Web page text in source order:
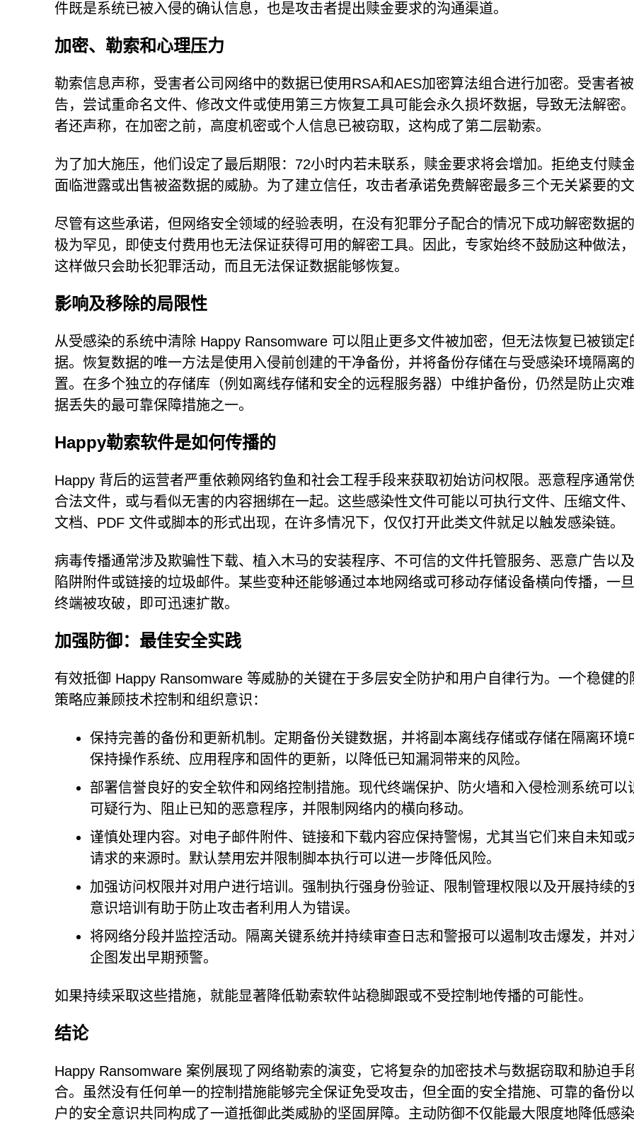
件既是系统已被入侵的确认信息，也是攻击者提出赎金要求的沟通渠道。
加密、勒索和心理压力
勒索信息声称，受害者公司网络中的数据已使用RSA和AES加密算法组合进行加密。受害者
告，尝试重命名文件、修改文件或使用第三方恢复工具可能会永久损坏数据，导致无法解密
者还声称，在加密之前，高度机密或个人信息已被窃取，这构成了第二层勒索。
为了加大施压，他们设定了最后期限：72小时内若未联系，赎金要求将会增加。拒绝支付赎
面临泄露或出售被盗数据的威胁。为了建立信任，攻击者承诺免费解密最多三个无关紧要的文
尽管有这些承诺，但网络安全领域的经验表明，在没有犯罪分子配合的情况下成功解密数据
极为罕见，即使支付费用也无法保证获得可用的解密工具。因此，专家始终不鼓励这种做法
这样做只会助长犯罪活动，而且无法保证数据能够恢复。
影响及移除的局限性
从受感染的系统中清除 Happy Ransomware 可以阻止更多文件被加密，但无法恢复已被锁定
据。恢复数据的唯一方法是使用入侵前创建的干净备份，并将备份存储在与受感染环境隔离
置。在多个独立的存储库（例如离线存储和安全的远程服务器）中维护备份，仍然是防止灾
据丢失的最可靠保障措施之一。
Happy勒索软件是如何传播的
Happy 背后的运营者严重依赖网络钓鱼和社会工程手段来获取初始访问权限。恶意程序通常
合法文件，或与看似无害的内容捆绑在一起。这些感染性文件可能以可执行文件、压缩文件
文档、PDF 文件或脚本的形式出现，在许多情况下，仅仅打开此类文件就足以触发感染链。
病毒传播通常涉及欺骗性下载、植入木马的安装程序、不可信的文件托管服务、恶意广告以
陷阱附件或链接的垃圾邮件。某些变种还能够通过本地网络或可移动存储设备横向传播，一
终端被攻破，即可迅速扩散。
加强防御：最佳安全实践
有效抵御 Happy Ransomware 等威胁的关键在于多层安全防护和用户自律行为。一个稳健的
策略应兼顾技术控制和组织意识：
保持完善的备份和更新机制。定期备份关键数据，并将副本离线存储或存储在隔离环境
保持操作系统、应用程序和固件的更新，以降低已知漏洞带来的风险。
部署信誉良好的安全软件和网络控制措施。现代终端保护、防火墙和入侵检测系统可以
可疑行为、阻止已知的恶意程序，并限制网络内的横向移动。
谨慎处理内容。对电子邮件附件、链接和下载内容应保持警惕，尤其当它们来自未知或
请求的来源时。默认禁用宏并限制脚本执行可以进一步降低风险。
加强访问权限并对用户进行培训。强制执行强身份验证、限制管理权限以及开展持续的
意识培训有助于防止攻击者利用人为错误。
将网络分段并监控活动。隔离关键系统并持续审查日志和警报可以遏制攻击爆发，并对
企图发出早期预警。
如果持续采取这些措施，就能显著降低勒索软件站稳脚跟或不受控制地传播的可能性。
结论
Happy Ransomware 案例展现了网络勒索的演变，它将复杂的加密技术与数据窃取和胁迫手
合。虽然没有任何单一的控制措施能够完全保证免受攻击，但全面的安全措施、可靠的备份
户的安全意识共同构成了一道抵御此类威胁的坚固屏障。主动防御不仅能最大限度地降低感